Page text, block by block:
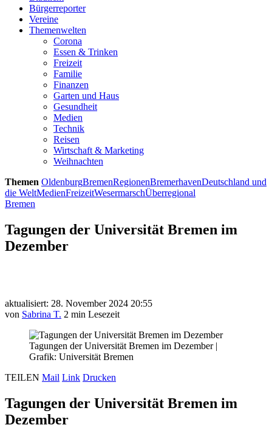
Bürgerreporter
Vereine
Themenwelten
Corona
Essen & Trinken
Freizeit
Familie
Finanzen
Garten und Haus
Gesundheit
Medien
Technik
Reisen
Wirtschaft & Marketing
Weihnachten
Themen OldenburgBremenRegionenBremerhavenDeutschland und
die WeltMedienFreizeitWesermarschÜberregional
Bremen
Tagungen der Universität Bremen im
Dezember
aktualisiert: 28. November 2024 20:55
von Sabrina T. 2 min Lesezeit
Tagungen der Universität Bremen im Dezember |
Grafik: Universität Bremen
TEILEN Mail Link Drucken
Tagungen der Universität Bremen im
Dezember